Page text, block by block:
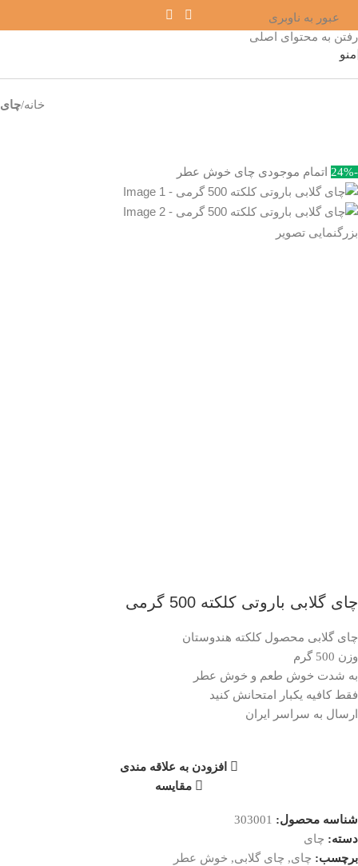
عبور به ناوبری
رفتن به محتوای اصلی
منو
خانه چای
-24% اتمام موجودی چای خوش عطر
بزرگنمایی تصویر
چای گلابی باروتی کلکته 500 گرمی
چای گلابی محصول کلکته هندوستان
وزن 500 گرم
به شدت خوش طعم و خوش عطر
فقط کافیه یکبار امتحانش کنید
ارسال به سراسر ایران
افزودن به علاقه مندی
مقایسه
شناسه محصول: 303001
دسته: چای
برچسب: چای, چای گلابی, خوش عطر